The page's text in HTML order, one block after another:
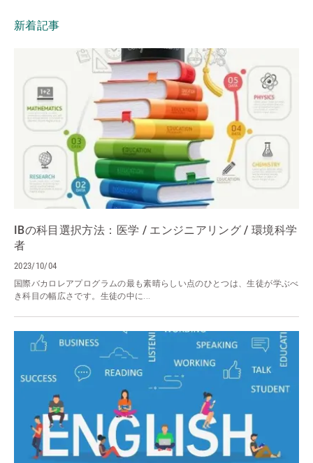
新着記事
IBの科目選択方法：医学 / エンジニアリング / 環境科学
者
2023/10/04
国際バカロレアプログラムの最も素晴らしい点のひとつは、生徒が学ぶべ
き科目の幅広さです。生徒の中に...